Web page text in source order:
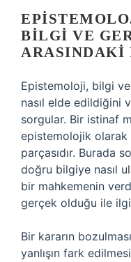
BILGI VE
ARASINDAKI
Epistemoloji, bilgi
nasıl elde edildiğini
sorgular. Bir istinaf
epistemolojik
parçasıdır. Burada
doğru bilgiye nasıl
bir mahkemenin
gerçek olduğu ile
Bir kararın
yanlışın fark